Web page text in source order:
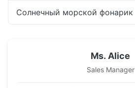
Солнечный морской фонарик
Ms. Alice
Sales Manager